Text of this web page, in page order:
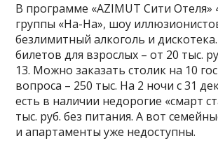
В программе «AZIMUT Сити Отеля»
группы «На-На», шоу
безлимитный алкоголь и
билетов для взрослых – от 20 тыс.
13. Можно заказать столик на 10
вопроса – 250 тыс. На 2 ночи с 31
есть в наличии недорогие «смарт
тыс. руб. без питания. А вот
и апартаменты уже недоступны.